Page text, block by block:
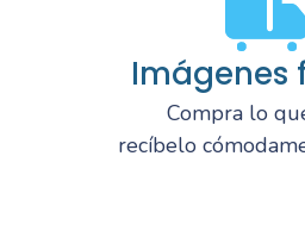
Imágenes
Compra lo
recíbelo